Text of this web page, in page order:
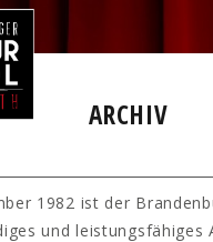
ARCHIV
1982 ist der
und leistungsfähiges